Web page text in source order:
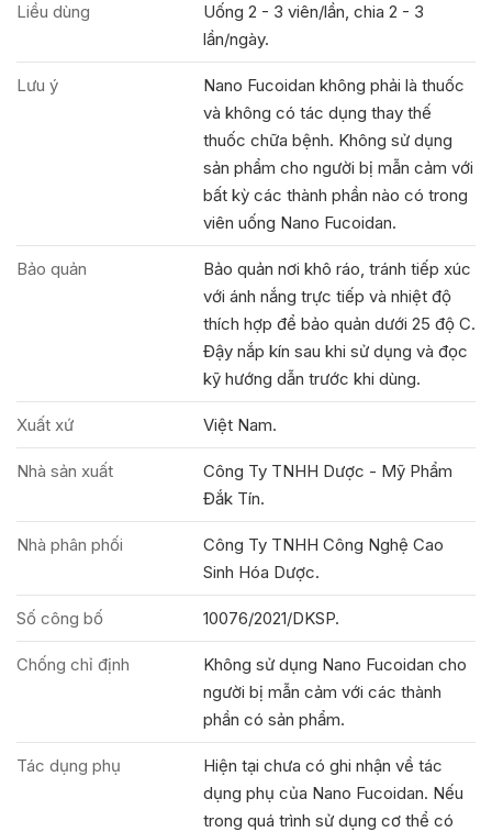
Liều dùng
Uống 2 - 3 viên/lần, chia 2 - 3
lần/ngày.
Lưu ý
Nano Fucoidan không phải là thuốc
và không có tác dụng thay thế
thuốc chữa bệnh. Không sử dụng
sản phẩm cho người bị mẫn cảm với
bất kỳ các thành phần nào có trong
viên uống Nano Fucoidan.
Bảo quản
Bảo quản nơi khô ráo, tránh tiếp xúc
với ánh nắng trực tiếp và nhiệt độ
thích hợp để bảo quản dưới 25 độ C.
Đậy nắp kín sau khi sử dụng và đọc
kỹ hướng dẫn trước khi dùng.
Xuất xứ Việt Nam.
Nhà sản xuất
Công Ty TNHH Dược - Mỹ Phẩm
Đắk Tín.
Nhà phân phối
Công Ty TNHH Công Nghệ Cao
Sinh Hóa Dược.
Số công bố 10076/2021/DKSP.
Chống chỉ định
Không sử dụng Nano Fucoidan cho
người bị mẫn cảm với các thành
phần có sản phẩm.
Tác dụng phụ
Hiện tại chưa có ghi nhận về tác
dụng phụ của Nano Fucoidan. Nếu
trong quá trình sử dụng cơ thể có